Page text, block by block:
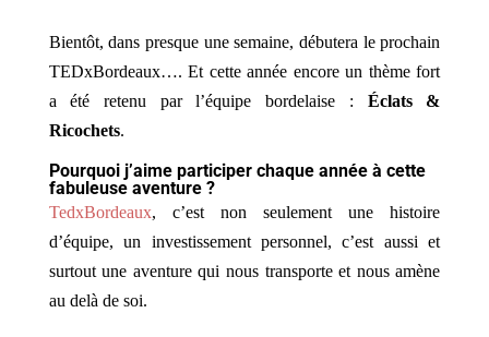
Bientôt, dans presque une semaine, débutera le prochain
TEDxBordeaux…. Et cette année encore un thème fort
a été retenu par l’équipe bordelaise : Éclats &
Ricochets.
Pourquoi j’aime participer chaque année à cette
fabuleuse aventure ?
TedxBordeaux, c’est non seulement une histoire
d’équipe, un investissement personnel, c’est aussi et
surtout une aventure qui nous transporte et nous amène
au delà de soi.